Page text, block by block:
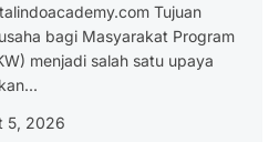
Tujuan
bagi Masyarakat Program
menjadi salah satu upaya
5, 2026